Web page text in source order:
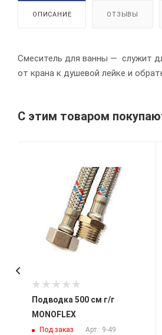
ОПИСАНИЕ ОТЗЫВЫ
Смеситель для ванны — cлужит
от крана к душевой лейке и
С этим товаром
Подводка 500 см г/г
MONOFLEX
Под заказ Арт.: 9-49